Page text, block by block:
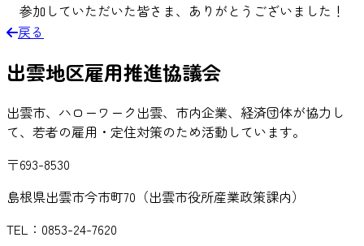
参加していただいた皆さま、ありがとうございました！
戻る
出雲地区雇用推進協議会
出雲市、ハローワーク出雲、市内企業、経済団体が協力し
て、若者の雇用・定住対策のため活動しています。
〒693-8530
島根県出雲市今市町70（出雲市役所産業政策課内）
TEL：0853-24-7620